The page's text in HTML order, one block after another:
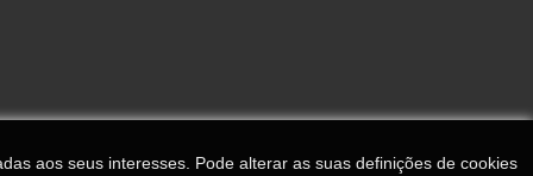
aos seus interesses. Pode alterar as suas definições de cookies